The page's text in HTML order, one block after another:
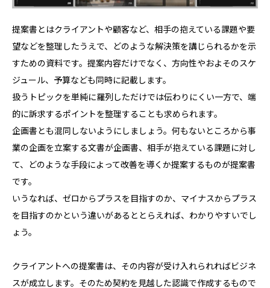
提案書とはクライアントや顧客など、相手の抱えている課題や要
望などを整理したうえで、どのような解決策を講じられるかを示
すための資料です。提案内容だけでなく、方向性やおよそのスケ
ジュール、予算なども同時に記載します。
扱うトピックを単純に羅列しただけでは伝わりにくい一方で、端
的に訴求するポイントを整理することも求められます。
企画書とも混同しないようにしましょう。何もないところから事
業の企画を立案する文書が企画書、相手が抱えている課題に対し
て、どのような手段によって改善を導くか提案するものが提案書
です。
いうなれば、ゼロからプラスを目指すのか、マイナスからプラス
を目指すのかという違いがあるととらえれば、わかりやすいでし
ょう。
クライアントへの提案書は、その内容が受け入れられればビジネ
スが成立します。そのため契約を見越した認識で作成するもので